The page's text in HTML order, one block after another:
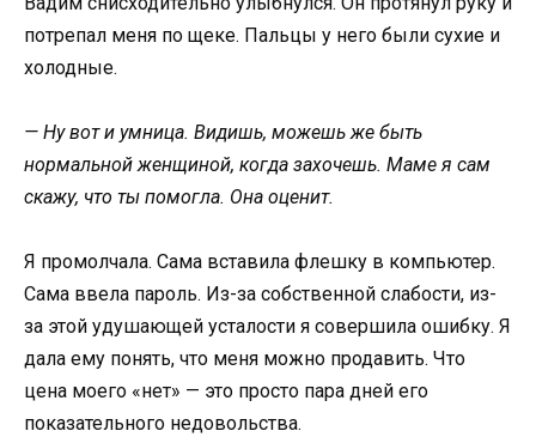
потрепал меня по щеке. Пальцы у него были сухие и
холодные.
— Ну вот и умница. Видишь, можешь же быть
нормальной женщиной, когда захочешь. Маме я сам
скажу, что ты помогла. Она оценит.
Я промолчала. Сама вставила флешку в компьютер.
Сама ввела пароль. Из-за собственной слабости, из-
за этой удушающей усталости я совершила ошибку. Я
дала ему понять, что меня можно продавить. Что
цена моего «нет» — это просто пара дней его
показательного недовольства.